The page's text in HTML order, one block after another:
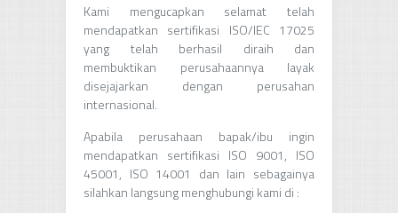
Kami mengucapkan selamat telah
mendapatkan sertifikasi ISO/IEC 17025
yang telah berhasil diraih dan
membuktikan perusahaannya layak
disejajarkan dengan perusahan
internasional.
Apabila perusahaan bapak/ibu ingin
mendapatkan sertifikasi ISO 9001, ISO
45001, ISO 14001 dan lain sebagainya
silahkan langsung menghubungi kami di :